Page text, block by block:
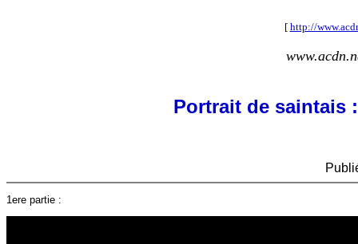
[ http://
Portrait de saintais
1ere partie :